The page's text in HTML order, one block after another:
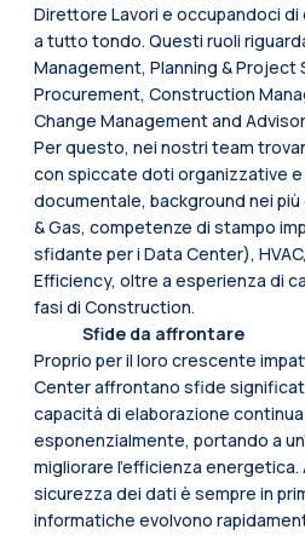
Direttore Lavori e occupandoci
a tutto tondo. Questi ruoli
Management, Planning & Project
Procurement, Construction
Change Management and
Per questo, nei nostri team
con spiccate doti organizzative
documentale, background nei
& Gas, competenze di stampo
sfidante per i Data Center),
Efficiency, oltre a esperienza di
fasi di Construction.
Sfide da affrontare
Proprio per il loro crescente
Center affrontano sfide
capacità di elaborazione
esponenzialmente, portando a
migliorare l’efficienza
sicurezza dei dati è sempre in
informatiche evolvono